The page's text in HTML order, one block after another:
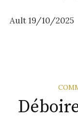
Ault 19/10/2025